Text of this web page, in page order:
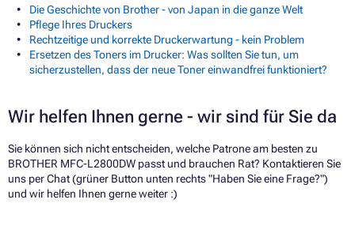
Die Geschichte von Brother - von Japan in die ganze Welt
Pflege Ihres Druckers
Rechtzeitige und korrekte Druckerwartung - kein Problem
Ersetzen des Toners im Drucker: Was sollten Sie tun, um
sicherzustellen, dass der neue Toner einwandfrei funktioniert?
Wir helfen Ihnen gerne - wir sind für Sie da
Sie können sich nicht entscheiden, welche Patrone am besten zu
BROTHER MFC-L2800DW passt und brauchen Rat? Kontaktieren Sie
uns per Chat (grüner Button unten rechts "Haben Sie eine Frage?")
und wir helfen Ihnen gerne weiter :)